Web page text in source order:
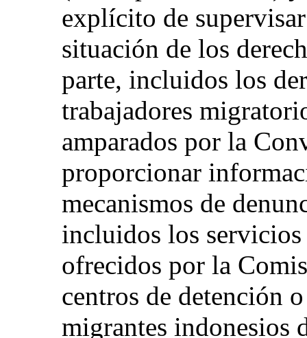
explícito de
situación de los
parte, incluidos los
trabajadores
amparados por la
proporcionar
mecanismos de
incluidos los
ofrecidos por la
centros de detención
migrantes indonesios